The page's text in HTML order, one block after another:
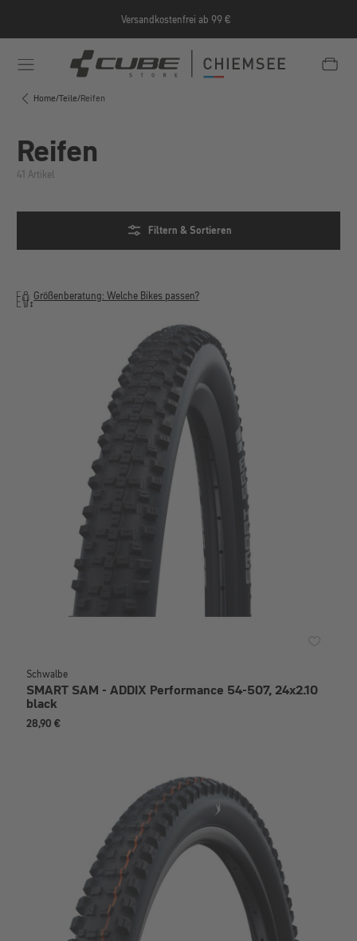
Versandkostenfrei ab 99 €
Home/Teile/Reifen
Reifen
41 Artikel
Filtern & Sortieren
Größenberatung: Welche Bikes passen?
Schwalbe
SMART SAM - ADDIX Performance 54-507, 24x2.10
black
28,90 €